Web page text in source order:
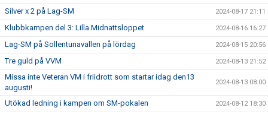
Silver x 2 på Lag-SM 2024-08-17 21:11
Klubbkampen del 3: Lilla Midnattsloppet 2024-08-16 16:27
Lag-SM på Sollentunavallen på lördag 2024-08-15 20:56
Tre guld på VVM 2024-08-13 21:52
Missa inte Veteran VM i friidrott som startar idag den13
augusti!
2024-08-13 08:00
Utökad ledning i kampen om SM-pokalen 2024-08-12 18:30